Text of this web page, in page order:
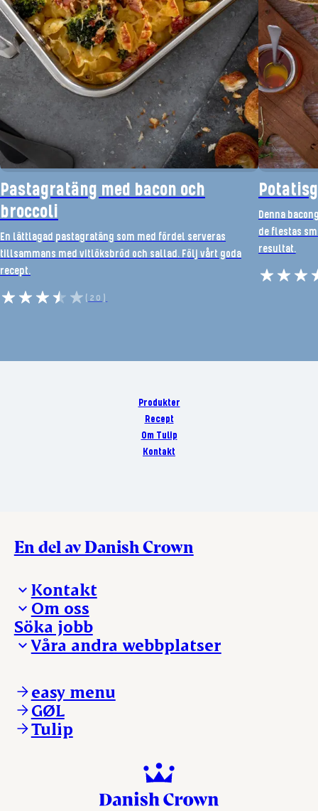
Pastagratäng med bacon och
broccoli
En lättlagad pastagratäng som med fördel serveras
tillsammans med vitlöksbröd och sallad. Följ vårt goda
recept.
(20)
Denna
de flestas
resultat.
Produkter
Recept
Om Tulip
Kontakt
En del av Danish Crown
Kontakt
Presskontakt – För dig som är journalist
Reklamation
Visselblåsning
Om oss
Vi tar ledningen
Våra ställen
Söka jobb
Våra andra webbplatser
ESS-FOOD.com
KLS.se
nordicspoor.com
easy menu
GØL
Tulip